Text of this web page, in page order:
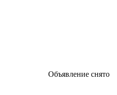
Объявление снято